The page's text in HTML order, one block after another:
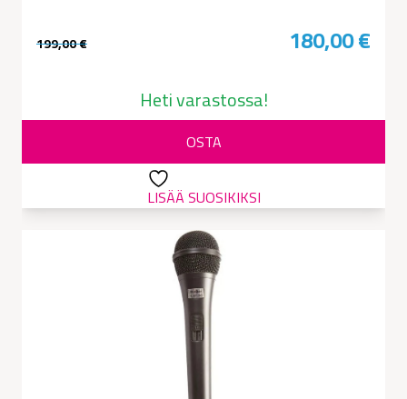
199,00€
oli:
199,00 €.
180,00€
on:
180,00 €.
Heti varastossa!
OSTA
LISÄÄ SUOSIKIKSI